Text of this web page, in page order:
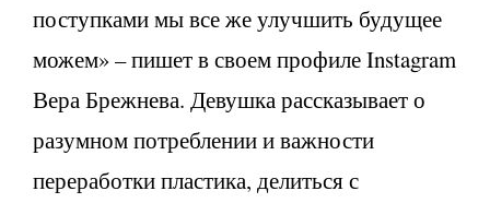
поступками мы все же улучшить будущее
можем» – пишет в своем профиле Instagram
Вера Брежнева. Девушка рассказывает о
разумном потреблении и важности
переработки пластика, делиться с